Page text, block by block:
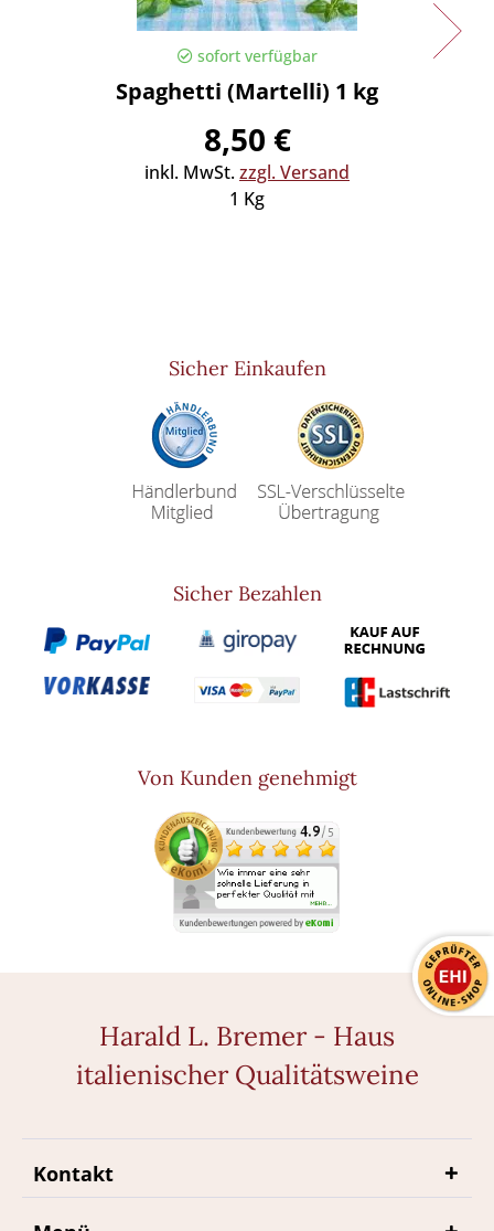
sofort verfügbar
Spaghetti (Martelli) 1 kg
8,50 €
inkl. MwSt.zzgl. Versand
1 Kg
Sicher Einkaufen
Sicher Bezahlen
Von Kunden genehmigt
Harald L. Bremer - Haus
italienischer Qualitätsweine
Kontakt